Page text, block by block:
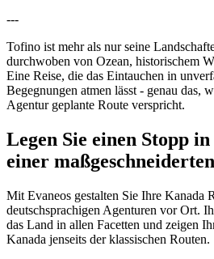
---
Tofino ist mehr als nur seine
durchwoben von Ozean, historischem
Eine Reise, die das Eintauchen in
Begegnungen atmen lässt - genau das,
Agentur geplante Route verspricht.
Legen Sie einen Stopp
einer
Mit Evaneos gestalten Sie Ihre Kanada
deutschsprachigen Agenturen vor Ort.
das Land in allen Facetten und zeigen
Kanada jenseits der klassischen Routen.